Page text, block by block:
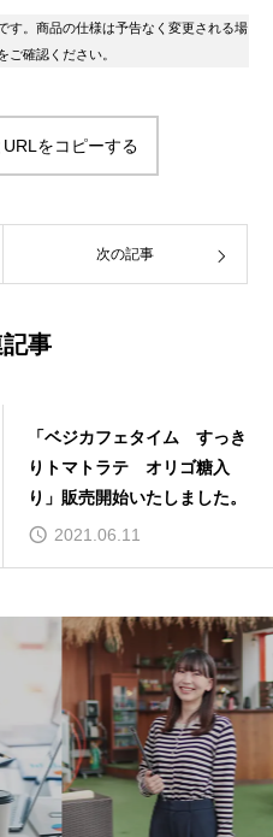
。商品の仕様は予告なく変更される場
ご確認ください。
をコピーする
次の記事
記事
っき
た。
「酵素の恵み青パパイ
ダー」販売開始いたし
た。
2022.08.16